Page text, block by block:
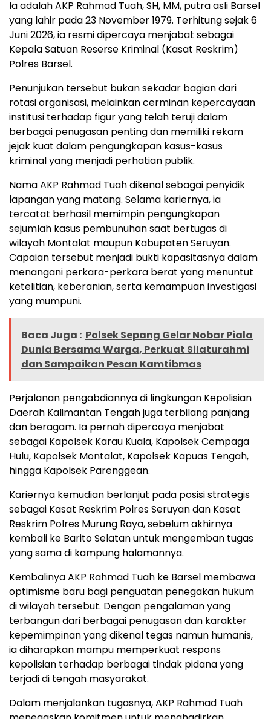
Ia adalah AKP Rahmad Tuah, SH, MM, putra asli Barsel
yang lahir pada 23 November 1979. Terhitung sejak 6
Juni 2026, ia resmi dipercaya menjabat sebagai
Kepala Satuan Reserse Kriminal (Kasat Reskrim)
Polres Barsel.
Penunjukan tersebut bukan sekadar bagian dari
rotasi organisasi, melainkan cerminan kepercayaan
institusi terhadap figur yang telah teruji dalam
berbagai penugasan penting dan memiliki rekam
jejak kuat dalam pengungkapan kasus-kasus
kriminal yang menjadi perhatian publik.
Nama AKP Rahmad Tuah dikenal sebagai penyidik
lapangan yang matang. Selama kariernya, ia
tercatat berhasil memimpin pengungkapan
sejumlah kasus pembunuhan saat bertugas di
wilayah Montalat maupun Kabupaten Seruyan.
Capaian tersebut menjadi bukti kapasitasnya dalam
menangani perkara-perkara berat yang menuntut
ketelitian, keberanian, serta kemampuan investigasi
yang mumpuni.
Baca Juga : Polsek Sepang Gelar Nobar Piala
Dunia Bersama Warga, Perkuat Silaturahmi
dan Sampaikan Pesan Kamtibmas
Perjalanan pengabdiannya di lingkungan Kepolisian
Daerah Kalimantan Tengah juga terbilang panjang
dan beragam. Ia pernah dipercaya menjabat
sebagai Kapolsek Karau Kuala, Kapolsek Cempaga
Hulu, Kapolsek Montalat, Kapolsek Kapuas Tengah,
hingga Kapolsek Parenggean.
Kariernya kemudian berlanjut pada posisi strategis
sebagai Kasat Reskrim Polres Seruyan dan Kasat
Reskrim Polres Murung Raya, sebelum akhirnya
kembali ke Barito Selatan untuk mengemban tugas
yang sama di kampung halamannya.
Kembalinya AKP Rahmad Tuah ke Barsel membawa
optimisme baru bagi penguatan penegakan hukum
di wilayah tersebut. Dengan pengalaman yang
terbangun dari berbagai penugasan dan karakter
kepemimpinan yang dikenal tegas namun humanis,
ia diharapkan mampu memperkuat respons
kepolisian terhadap berbagai tindak pidana yang
terjadi di tengah masyarakat.
Dalam menjalankan tugasnya, AKP Rahmad Tuah